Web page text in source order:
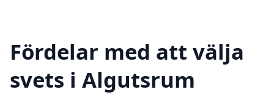
Fördelar med att välja
svets i Algutsrum